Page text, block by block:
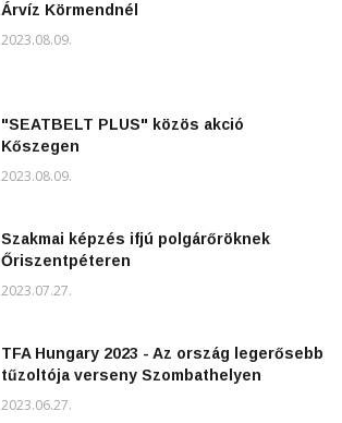
Árvíz Körmendnél
2023.08.09.
"SEATBELT PLUS" közös akció
Kőszegen
2023.08.09.
Szakmai képzés ifjú polgárőröknek
Őriszentpéteren
2023.07.27.
TFA Hungary 2023 - Az ország legerősebb
tűzoltója verseny Szombathelyen
2023.06.27.